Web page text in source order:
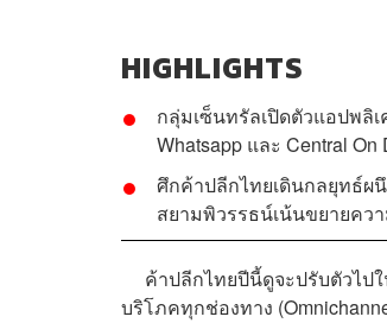
HIGHLIGHTS
กลุ่มเซ็นทรัลเปิดตัวแอปพลิ
Whatsapp และ Central
ศึกค้าปลีกไทยเดินกลยุทธ์
สยามพิวรรธน์เน้นขยายคว
ค้าปลีกไทยปีนี้ดูจะปรับตัวไปใ
บริโภคทุกช่องทาง